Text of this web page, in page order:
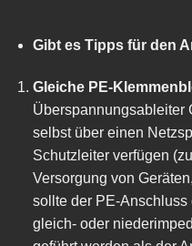
Gibt es Tipps für den
Gleiche PE-
Überspannungsableiter
selbst über einen
Schutzleiter verfügen
Versorgung von
sollte der PE-
gleich- oder